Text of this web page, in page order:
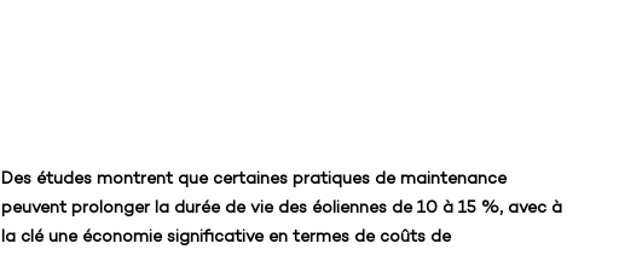
Des études montrent que certaines pratiques de maintenance
peuvent prolonger la durée de vie des éoliennes de 10 à 15 %, avec à
la clé une économie significative en termes de coûts de